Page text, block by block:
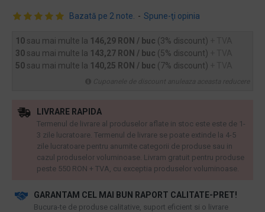
Bazată pe 2 note. - Spune-ţi opinia
10 sau mai multe la 146,29 RON / buc (3% discount)
30 sau mai multe la 143,27 RON / buc (5% discount)
50 sau mai multe la 140,25 RON / buc (7% discount)
GARANTAM CEL MAI BUN RAPORT CALITATE-PRET!
​Bucura-te de produse calitative, suport eficient si o livrare
LIVRARE RAPIDA
Termenul de livrare al produselor aflate in stoc este este de 1-
3 zile lucratoare. Termenul de livrare se poate extinde la 4-5
zile lucratoare pentru anumite categorii de produse sau in
cazul produselor voluminoase. Livram gratuit pentru produse
peste 550 RON + TVA, cu exceptia produselor voluminoase.